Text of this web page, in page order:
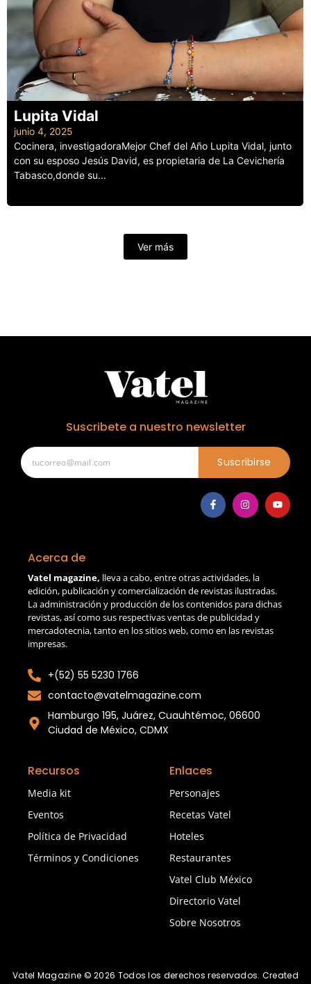
Lupita Vidal
junio 4, 2025
Cocinera, investigadoraMejor Chef del Año Lupita Vidal, junto
con su esposo Jesús David, es propietaria de La Cevichería
Tabasco,donde su...
Ver más
Suscribete a nuestro newsletter
Suscribirse
Acerca de
Vatel magazine, lleva a cabo, entre otras actividades, la
edición, publicación y comercialización de revistas ilustradas.
La administración y producción de los contenidos para dichas
revistas, así como sus respectivas ventas de publicidad y
mercadotecnia, tanto en los sitios web, como en las revistas
impresas.
+(52) 55 5230 1766
contacto@vatelmagazine.com
Hamburgo 195, Juárez, Cuauhtémoc, 06600
Ciudad de México, CDMX
Recursos
Media kit
Eventos
Política de Privacidad
Términos y Condiciones
Enlaces
Personajes
Recetas Vatel
Hoteles
Restaurantes
Vatel Club México
Directorio Vatel
Sobre Nosotros
Vatel Magazine © 2026 Todos los derechos reservados. Created